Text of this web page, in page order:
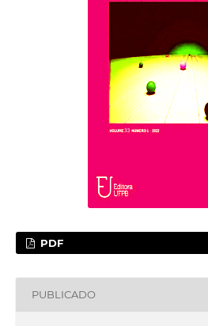
PDF
PUBLICADO